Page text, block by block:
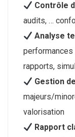
Contrôle
audits, …
Analyse
performances
rapports,
Gestion
majeurs/
valorisation
Rapport